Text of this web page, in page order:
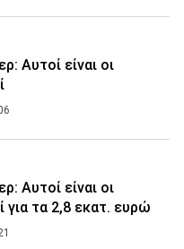
Αυτοί είναι οι
Αυτοί είναι οι
για τα 2,8 εκατ. ευρώ